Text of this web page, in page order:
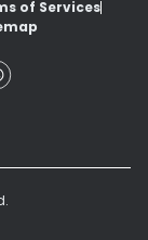
of Services